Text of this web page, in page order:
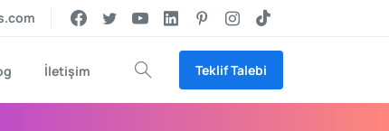
İletişim
Arama
Teklif Talebi